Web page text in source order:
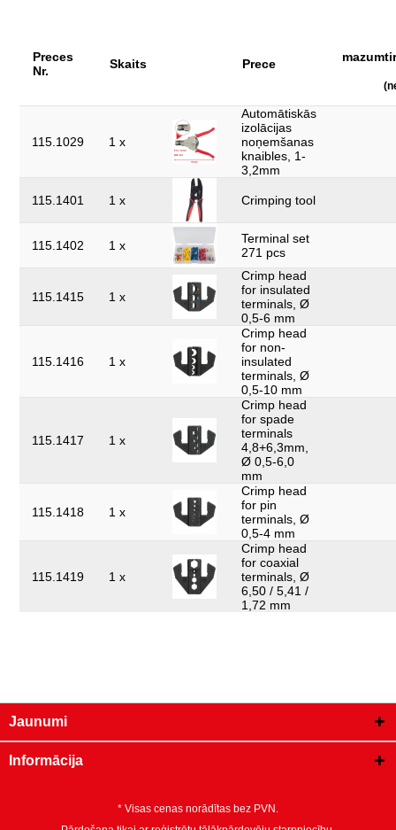
Iesaiņojuma garums, mm:
Plākšņu tērauds
188.0
283
390.0
materiāls 2: oksidēts
2-komponentu rokturis
svars, g: 2370
Preces
Nr.
Skaits Prece
115.1029 1 x
Automātiskās
izolācijas
noņemšanas
knaibles, 1-
3,2mm
115.1401 1 x Crimping tool
115.1402 1 x
Terminal set
271 pcs
115.1415 1 x
Crimp head
for insulated
terminals, Ø
0,5-6 mm
115.1416 1 x
Crimp head
for non-
insulated
terminals, Ø
0,5-10 mm
115.1417 1 x
Crimp head
for spade
terminals
4,8+6,3mm,
Ø 0,5-6,0
mm
115.1418 1 x
Crimp head
for pin
terminals, Ø
0,5-4 mm
115.1419 1 x
Crimp head
for coaxial
terminals, Ø
6,50 / 5,41 /
1,72 mm
Jaunumi
Informācija
* Visas cenas norādītas bez PVN.